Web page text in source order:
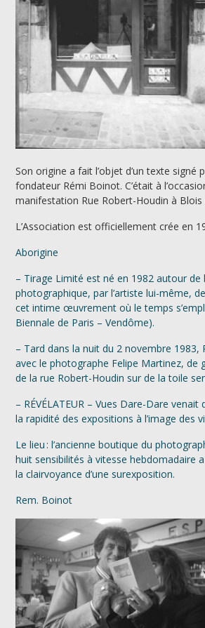
Son origine a fait l’objet d’un texte signé
fondateur Rémi Boinot. C’était à
manifestation Rue Robert-Houdin à Blois
L’Association est officiellement crée en
Aborigine
– Tirage Limité est né en 1982 autour de
photographique, par l’artiste lui-même,
cet intime œuvrement où le temps
Biennale de Paris – Vendôme).
– Tard dans la nuit du 2 novembre 1983,
avec le photographe Felipe Martinez, de
de la rue Robert-Houdin sur de la toile
– RÉVÉLATEUR – Vues Dare-Dare
la rapidité des expositions à l’image des
Le lieu : l’ancienne boutique du
huit sensibilités à vitesse hebdomadaire
la clairvoyance d’une surexposition.
Rem. Boinot